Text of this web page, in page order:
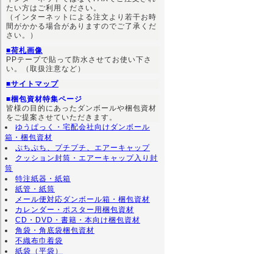
たい方はご利用ください。
（インターネットによる注文より若干お時
間がかかる場合がありますのでご了承くだ
さい。）
■荷札画像
PPテープで貼って防水させてお使い下さ
い。（取扱注意など）
■サイトマップ
■梱包資材特集ページ
皆様の目的にあったダンボールや梱包資材
をご提案させていただきます。
ゆうぱっく・宅配会社向けダンボール
箱・梱包資材
ぷちぷち、プチプチ、エアーキャップ
クッション封筒・エアーキャップ入り封
筒
特注紙器・紙箱
紙管・紙筒
メール便対応ダンボール箱・梱包資材
カレンダー・ポスター用梱包資材
CD・DVD・書籍・本向け梱包資材
角袋・角底袋梱包資材
不織布巾着袋
紙袋（平袋）